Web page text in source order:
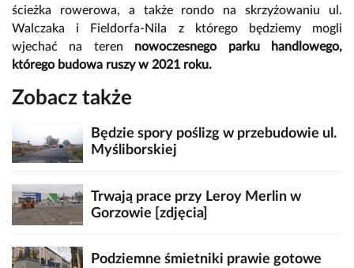
ścieżka rowerowa, a także rondo na skrzyżowaniu ul.
Walczaka i Fieldorfa-Nila z którego będziemy mogli
wjechać na teren nowoczesnego parku handlowego,
którego budowa ruszy w 2021 roku.
Zobacz także
Będzie spory poślizg w przebudowie ul.
Myśliborskiej
Trwają prace przy Leroy Merlin w
Gorzowie [zdjęcia]
Podziemne śmietniki prawie gotowe